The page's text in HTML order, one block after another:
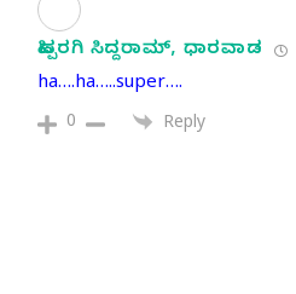
ಹಿಪ್ಪರಗಿ ಸಿದ್ದರಾಮ್, ಧಾರವಾಡ
ha….ha…..super….
0 Reply